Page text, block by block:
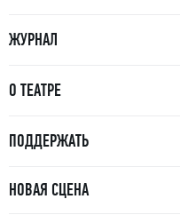
ЖУРНАЛ
О ТЕАТРЕ
ПОДДЕРЖАТЬ
НОВАЯ СЦЕНА